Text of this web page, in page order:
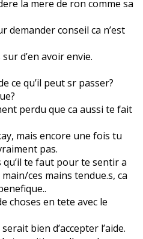
la mere de ron comme sa
demander conseil ca n’est
d’en avoir envie.
ce qu’il peut sr passer?
perdu que ca aussi te fait
mais encore une fois tu
pas.
te faut pour te sentir a
main/ces mains tendue.s, ca
choses en tete avec le
bien d’accepter l’aide.